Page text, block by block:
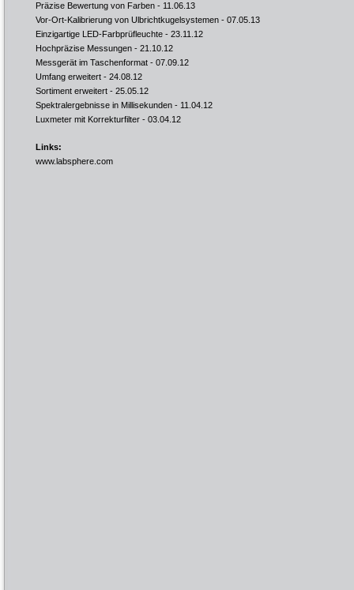
Präzise Bewertung von Farben - 11.06.13
Vor-Ort-Kalibrierung von Ulbrichtkugelsystemen - 07.05.13
Einzigartige LED-Farbprüfleuchte - 23.11.12
Hochpräzise Messungen - 21.10.12
Messgerät im Taschenformat - 07.09.12
Umfang erweitert - 24.08.12
Sortiment erweitert - 25.05.12
Spektralergebnisse in Millisekunden - 11.04.12
Luxmeter mit Korrekturfilter - 03.04.12
Links:
www.labsphere.com